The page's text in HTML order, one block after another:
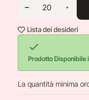
Lista dei desideri

Prodotto Disponibile
La quantità minima